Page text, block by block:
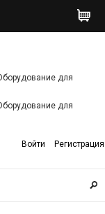
для
для
Войти Регистрация